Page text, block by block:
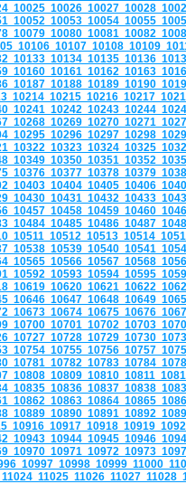
10025 10026 10027 10028
10052 10053 10054 10055
10079 10080 10081 10082
10106 10107 10108 10109
10133 10134 10135 10136
10160 10161 10162 10163
10187 10188 10189 10190
10214 10215 10216 10217
10241 10242 10243 10244
10268 10269 10270 10271
10295 10296 10297 10298
10322 10323 10324 10325
10349 10350 10351 10352
10376 10377 10378 10379
10403 10404 10405 10406
10430 10431 10432 10433
10457 10458 10459 10460
10484 10485 10486 10487
10511 10512 10513 10514
10538 10539 10540 10541
10565 10566 10567 10568
10592 10593 10594 10595
10619 10620 10621 10622
10646 10647 10648 10649
10673 10674 10675 10676
10700 10701 10702 10703
10727 10728 10729 10730
10754 10755 10756 10757
10781 10782 10783 10784
10808 10809 10810 10811
10835 10836 10837 10838
10862 10863 10864 10865
10889 10890 10891 10892
10916 10917 10918 10919
10943 10944 10945 10946
10970 10971 10972 10973
10997 10998 10999 11000
11024 11025 11026 11027 11028